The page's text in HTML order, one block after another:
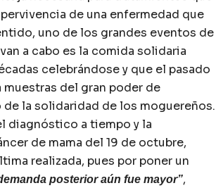
de una enfermedad que
uno de los grandes eventos de
a cabo es la comida solidaria
celebrándose y que el pasado
del gran poder de
la solidaridad de los moguereños.
diagnóstico a tiempo y la
de mama del 19 de octubre,
realizada, pues por poner un
posterior aún fue mayor”,